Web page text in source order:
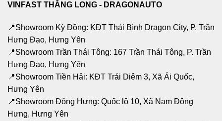
VINFAST THĂNG LONG - DRAGONAUTO
📍Showroom Kỳ Đồng: KĐT Thái Bình Dragon City, P. Trần
Hưng Đạo, Hưng Yên
📍Showroom Trần Thái Tông: 167 Trần Thái Tông, P. Trần
Hưng Đạo, Hưng Yên
📍Showroom Tiền Hải: KĐT Trái Diêm 3, Xã Ái Quốc,
Hưng Yên
📍Showroom Đông Hưng: Quốc lộ 10, Xã Nam Đông
Hưng, Hưng Yên